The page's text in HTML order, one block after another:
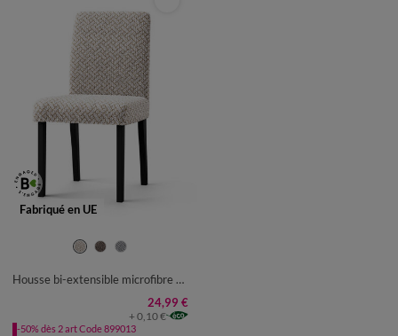
Fabriqué en UE
Housse bi-extensible microfibre gaufrée graphique spéciale chaise
24,99 €
+ 0,10 €
-50% dès 2 art Code 899013